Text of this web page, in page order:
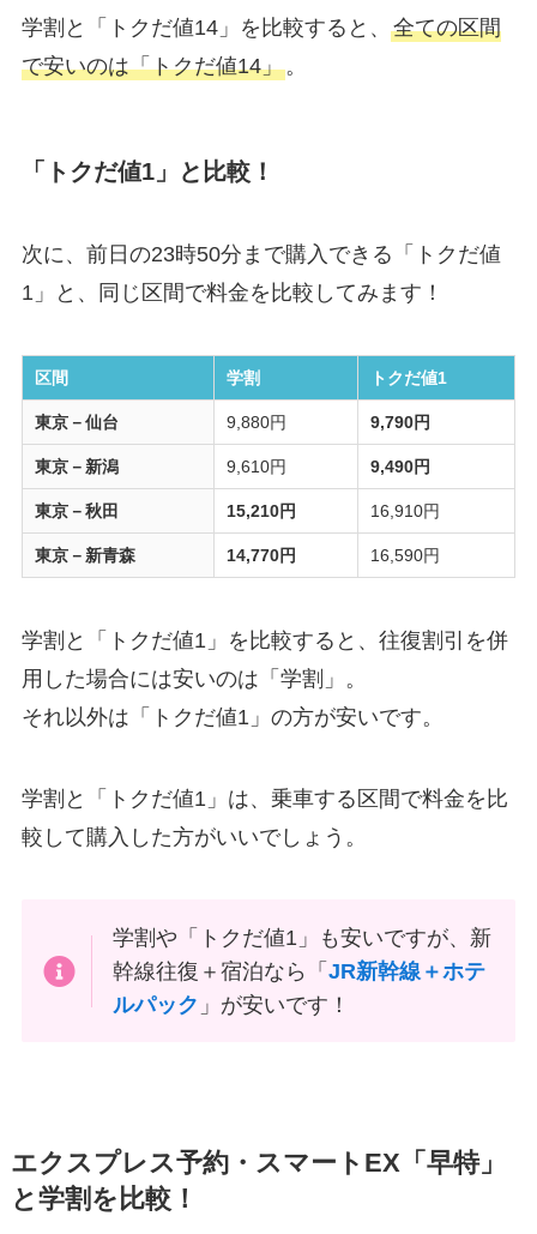
学割と「トクだ値14」を比較すると、 全ての区間
で安いのは「トクだ値14」。
「トクだ値1」と比較！
次に、前日の23時50分まで購入できる「トクだ値
1」と、同じ区間で料金を比較してみます！
区間 学割 トクだ値1
東京－仙台 9,880円 9,790円
東京－新潟 9,610円 9,490円
東京－秋田 15,210円 16,910円
東京－新青森 14,770円 16,590円
学割と「トクだ値1」を比較すると、往復割引を併
用した場合には安いのは「学割」。
それ以外は「トクだ値1」の方が安いです。
学割と「トクだ値1」は、乗車する区間で料金を比
較して購入した方がいいでしょう。
学割や「トクだ値1」も安いですが、新
幹線往復＋宿泊なら「JR新幹線＋ホテ
ルパック 」が安いです！
エクスプレス予約・スマートEX「早特」
と学割を比較！